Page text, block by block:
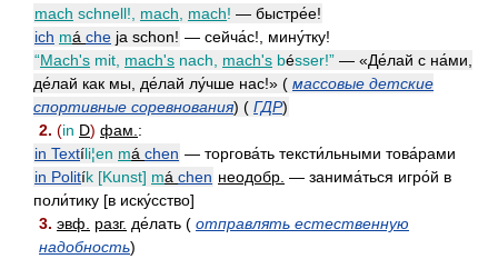
mach schnell!, mach mach! — быстре́е!
ich má che ja schon! — сейча́с!, мину́тку!
“Mach's mit, mach's nach, mach's bésser!” — «Де́лай с на́ми,
де́лай как мы, де́лай лу́чше нас!» ( массовые детские
спортивные соревнования) ( ГДР)
2. (in D) фам. :
in Textíli¦en má chen — торгова́ть тексти́льными това́рами
in Politík [Kunst] má chen неодобр. — занима́ться игро́й в
поли́тику [в иску́сство]
3. эвф. разг. де́лать ( отправлять естественную
надобность)